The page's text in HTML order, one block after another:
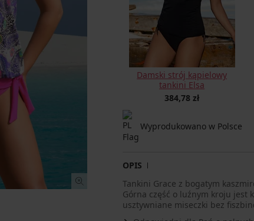
Damski strój kąpielowy
tankini Elsa
384,78 zł
Wyprodukowano w Polsce
OPIS
Tankini Grace z bogatym
Górna część o luźnym kroju jest
usztywniane miseczki bez